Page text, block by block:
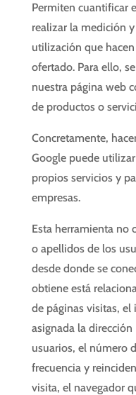
Permiten cuantificar
realizar la medición
utilización que
ofertado. Para ello,
nuestra página web
de productos o
Concretamente,
Google puede
propios servicios y
empresas.
Esta herramienta no
o apellidos de los
desde donde se
obtiene está
de páginas visitas,
asignada la dirección
usuarios, el número
frecuencia y
visita, el navegador